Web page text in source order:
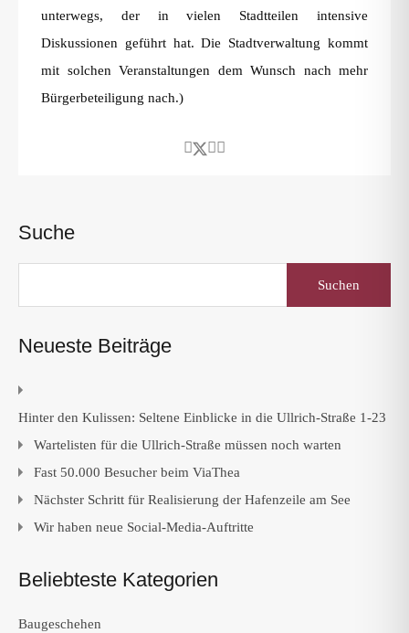
unterwegs, der in vielen Stadtteilen intensive
Diskussionen geführt hat. Die Stadtverwaltung kommt
mit solchen Veranstaltungen dem Wunsch nach mehr
Bürgerbeteiligung nach.)
Suche
Neueste Beiträge
Hinter den Kulissen: Seltene Einblicke in die Ullrich-Straße 1-23
Wartelisten für die Ullrich-Straße müssen noch warten
Fast 50.000 Besucher beim ViaThea
Nächster Schritt für Realisierung der Hafenzeile am See
Wir haben neue Social-Media-Auftritte
Beliebteste Kategorien
Baugeschehen